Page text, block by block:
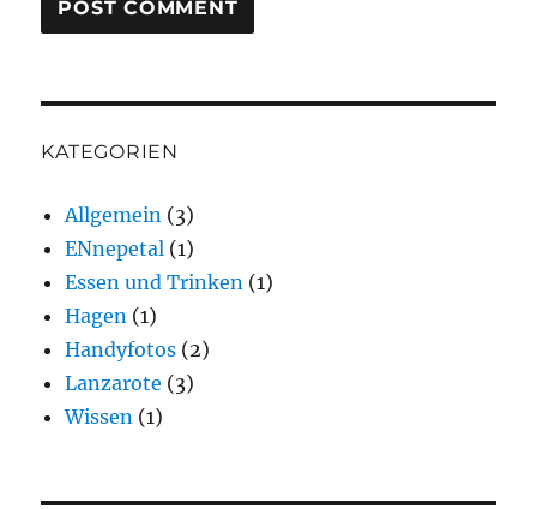
KATEGORIEN
Allgemein (3)
ENnepetal (1)
Essen und Trinken (1)
Hagen (1)
Handyfotos (2)
Lanzarote (3)
Wissen (1)